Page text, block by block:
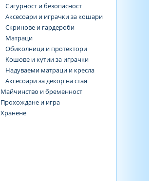
Сигурност и безопасност
Аксесоари и играчки за кошари
Скринове и гардероби
Матраци
Обиколници и протектори
Koшове и кутии за играчки
Надуваеми матраци и кресла
Аксесоари за декор на стая
Майчинство и бременност
Прохождане и игра
Хранене